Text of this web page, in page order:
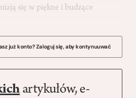
się w piękne i budzące
już konto? Zaloguj się, aby kontynuuwać
artykułów, e-